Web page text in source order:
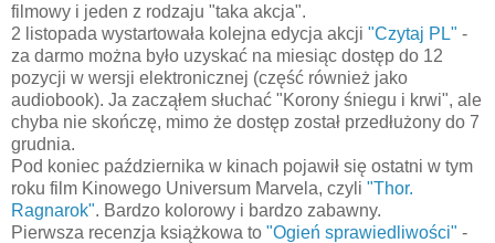
filmowy i jeden z rodzaju "taka akcja".
2 listopada wystartowała kolejna edycja akcji "Czytaj PL" -
za darmo można było uzyskać na miesiąc dostęp do 12
pozycji w wersji elektronicznej (część również jako
audiobook). Ja zacząłem słuchać "Korony śniegu i krwi", ale
chyba nie skończę, mimo że dostęp został przedłużony do 7
grudnia.
Pod koniec października w kinach pojawił się ostatni w tym
roku film Kinowego Universum Marvela, czyli "Thor.
Ragnarok". Bardzo kolorowy i bardzo zabawny.
Pierwsza recenzja książkowa to "Ogień sprawiedliwości" -